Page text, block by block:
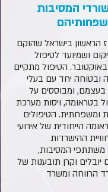
המסיבות
הראשון בישראל שהוקם
ושמיועד לטיפול
בשורדי מסיבות ה-7 באוקטובר. הטיפול מתקיים
ובטוחה יחד עם בעלי
בעצמם, ומבוססים על
בטראומה, ויסות מערכת
ומשפחתית. הטיפולים
הייחודית של אירועי
ההישרדות
המסיבות,
יובלים וקרן תובענות של
הרווחה ומשרד